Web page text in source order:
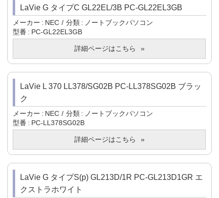
LaVie G タイプC GL22EL/3B PC-GL22EL3GB
メーカー NEC 分類
ノートブックパソコン
型番
PC-GL22EL3GB
詳細ページはこちら
LaVie L 370 LL378/SG02B PC-LL378SG02B ブラッ
ク
メーカー NEC 分類
ノートブックパソコン
型番
PC-LL378SG02B
詳細ページはこちら
LaVie G タイプS(p) GL213D/1R PC-GL213D1GR エ
クストラホワイト